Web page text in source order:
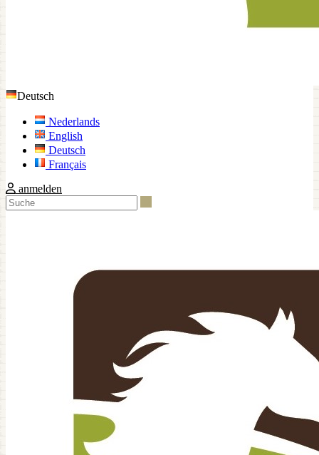
Deutsch
Nederlands
English
Deutsch
Français
anmelden